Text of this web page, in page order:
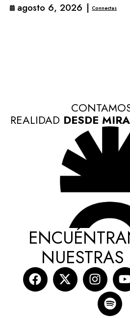
agosto 6, 2026 | Connectas
REALIDAD DESDE
NUESTRAS